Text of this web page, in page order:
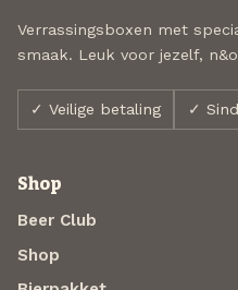
Verrassingsboxen met
smaak. Leuk voor jezelf,
✓ Veilige betaling ✓
Shop
Beer Club
Shop